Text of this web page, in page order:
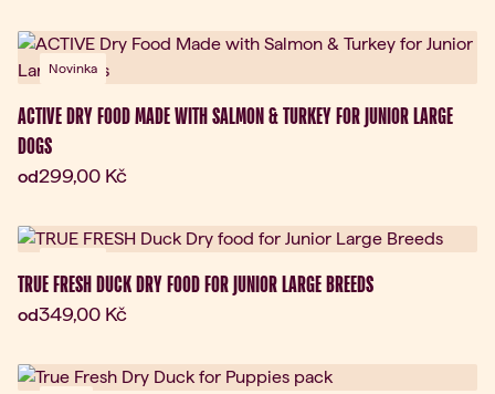
Novinka
ACTIVE DRY FOOD MADE WITH SALMON & TURKEY FOR JUNIOR LARGE
DOGS
odAktuální cena:
299,00 Kč
TRUE FRESH DUCK DRY FOOD FOR JUNIOR LARGE BREEDS
odAktuální cena:
349,00 Kč